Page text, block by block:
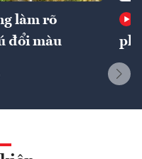
làm rõ
đổi màu
phí